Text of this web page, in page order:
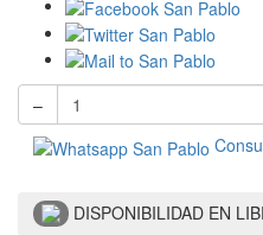
–
DISPONIBILIDAD EN